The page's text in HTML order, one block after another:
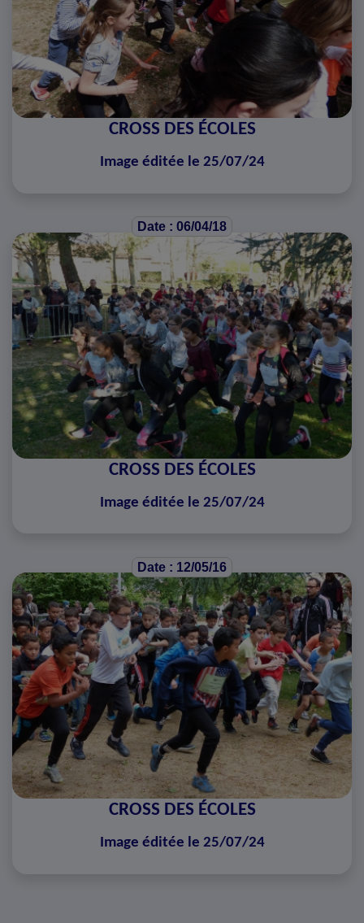
CROSS DES ÉCOLES
Image éditée le 25/07/24
Date : 06/04/18
CROSS DES ÉCOLES
Image éditée le 25/07/24
Date : 12/05/16
CROSS DES ÉCOLES
Image éditée le 25/07/24